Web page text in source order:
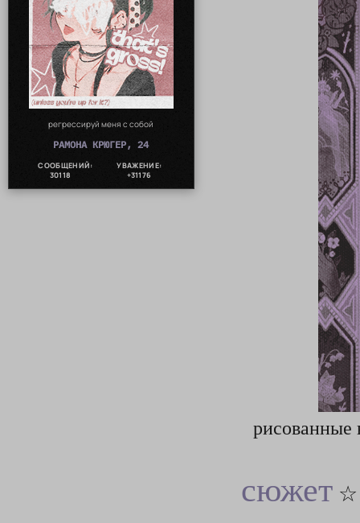
регрессируй меня с собой
РАМОНА КРЮГЕР, 24
СООБЩЕНИЙ:
30118
УВАЖЕНИЕ:
+31176
рисованные
сюжет